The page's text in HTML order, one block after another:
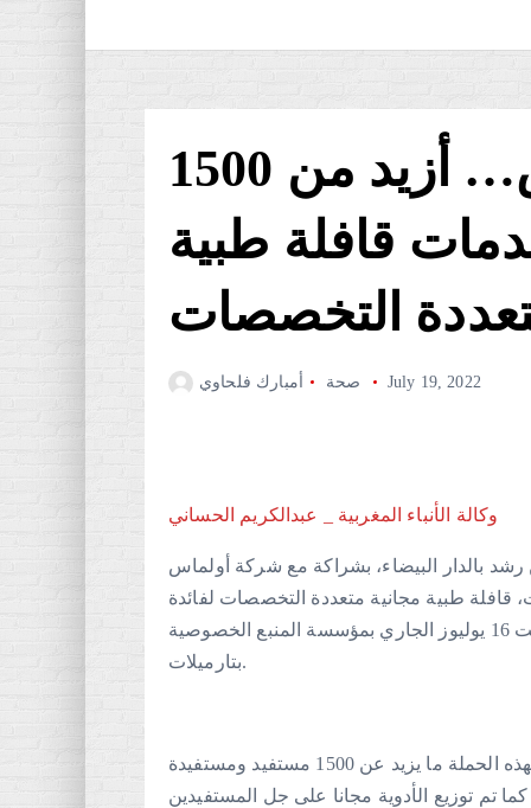
تارميلات اولماس… أزيد من 1500
قافلة طبية
التخصصات
أمبارك فلحاوي صحة July 19, 2022
وكالة الأنباء المغربية _ عبدالكريم الحساني
رشد بالدار البيضاء، بشراكة مع شركة أولماس
قافلة طبية مجانية متعددة التخصصات لفائدة
ساكنة منطقة تارميلات – أولماس وذلك صباح يوم السبت 16 يوليوز الجاري بمؤسسة المنبع الخصوصية
بتارميلات.
وقد بلغ عدد الحالات المستفيدة من الخدمات المجانية لهذه الحملة ما يزيد عن 1500 مستفيد ومستفيدة
تم توزيع الأدوية مجانا على جل المستفيدين